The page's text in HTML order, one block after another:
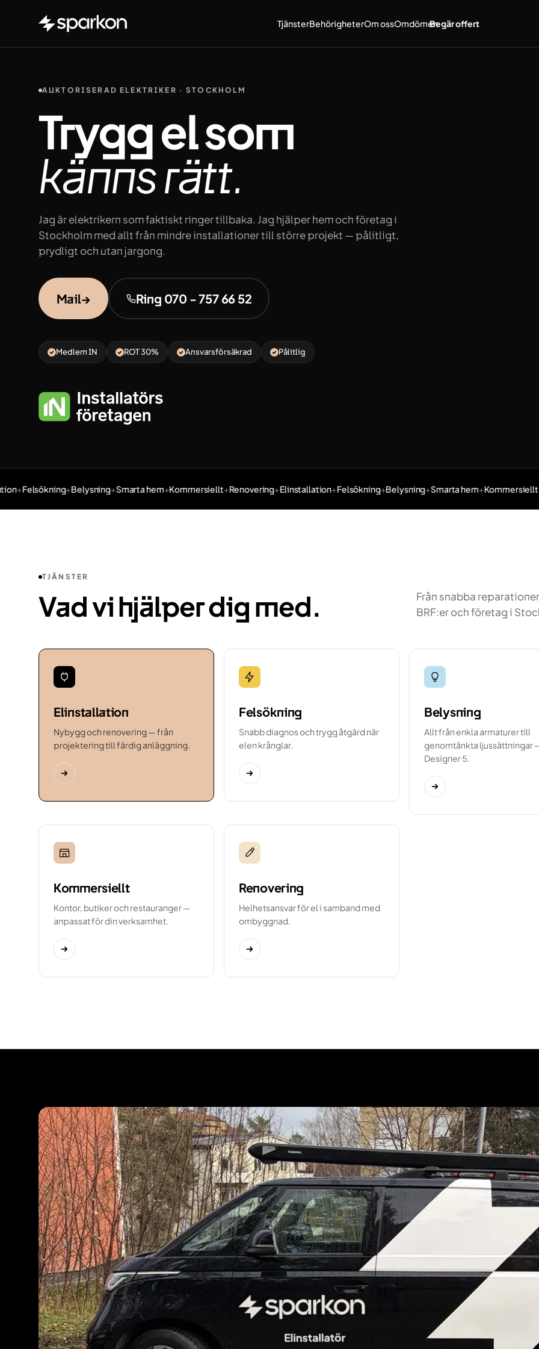
TjänsterBehörigheterOm ossOmdömenBegär offert
AUKTORISERAD ELEKTRIKER · STOCKHOLM
Trygg el som
kännsrätt.
Jag är elektrikern som faktiskt ringer tillbaka. Jag hjälper hem och företag i
Stockholm med allt från mindre installationer till större projekt — pålitligt,
prydligt och utan jargong.
Mail→ Ring 070 - 757 66 52
Medlem IN ROT 30% Ansvarsförsäkrad Pålitlig
Felsökning Belysning Smarta hem Kommersiellt Renovering Elinstallation Felsökning Belysning Smarta hem Kommersiellt
TJÄNSTER
Vad vi hjälper dig med.
Från snabba
BRF:er och företag i
Elinstallation
Nybygg och renovering — från
projektering till färdig anläggning.
Felsökning
Snabb diagnos och trygg åtgärd när
elen krånglar.
Belysning
Allt från enkla armaturer till
genomtänkta ljussättningar
Designer 5.
Kommersiellt
Kontor, butiker och restauranger —
anpassat för din verksamhet.
Renovering
Helhetsansvar för el i samband med
ombyggnad.